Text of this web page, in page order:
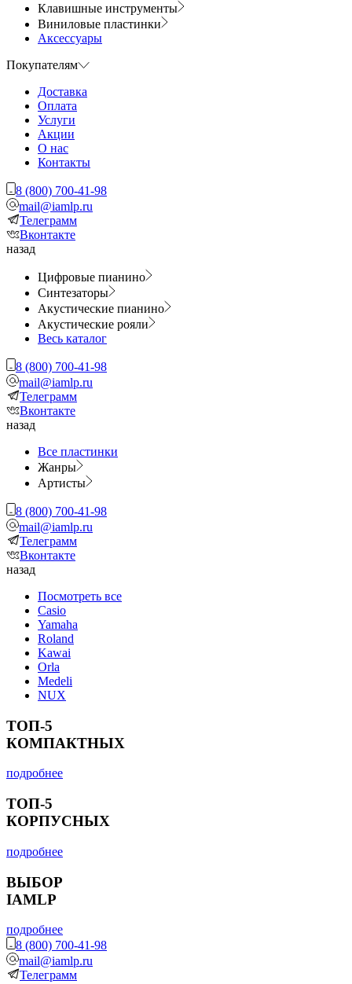
Клавишные инструменты
Виниловые пластинки
Аксессуары
Покупателям
Доставка
Оплата
Услуги
Акции
О нас
Контакты
8 (800) 700-41-98
mail@iamlp.ru
Телеграмм
Вконтакте
назад
Цифровые пианино
Синтезаторы
Акустические пианино
Акустические рояли
Весь каталог
8 (800) 700-41-98
mail@iamlp.ru
Телеграмм
Вконтакте
назад
Все пластинки
Жанры
Артисты
8 (800) 700-41-98
mail@iamlp.ru
Телеграмм
Вконтакте
назад
Посмотреть все
Casio
Yamaha
Roland
Kawai
Orla
Medeli
NUX
ТОП-5
КОМПАКТНЫХ
подробнее
ТОП-5
КОРПУСНЫХ
подробнее
ВЫБОР
IAMLP
подробнее
8 (800) 700-41-98
mail@iamlp.ru
Телеграмм